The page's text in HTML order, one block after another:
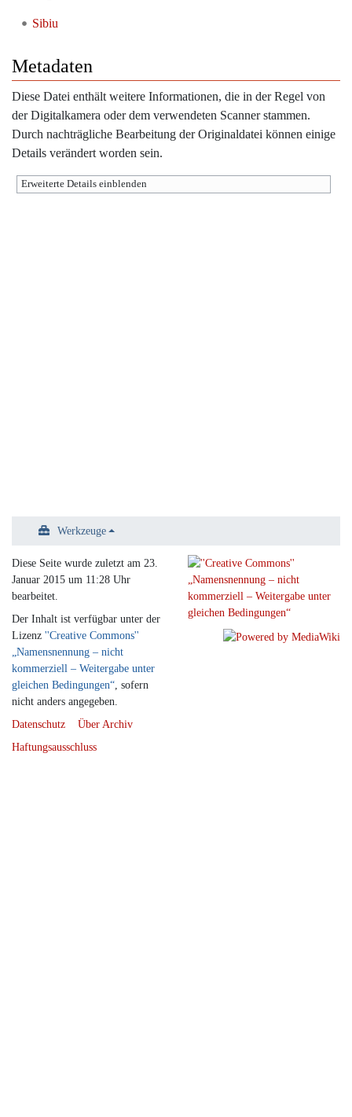
Sibiu
Metadaten
Diese Datei enthält weitere Informationen, die in der Regel von
der Digitalkamera oder dem verwendeten Scanner stammen.
Durch nachträgliche Bearbeitung der Originaldatei können einige
Details verändert worden sein.
Erweiterte Details einblenden
Werkzeuge
Diese Seite wurde zuletzt am 23.
Januar 2015 um 11:28 Uhr
bearbeitet.
Der Inhalt ist verfügbar unter der
Lizenz ''Creative Commons''
„Namensnennung – nicht
kommerziell – Weitergabe unter
gleichen Bedingungen“, sofern
nicht anders angegeben.
Datenschutz
Über Archiv
Haftungsausschluss